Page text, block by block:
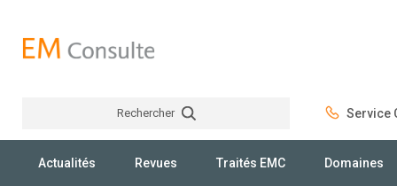
Rechercher Service
Actualités Revues Traités EMC Domaines